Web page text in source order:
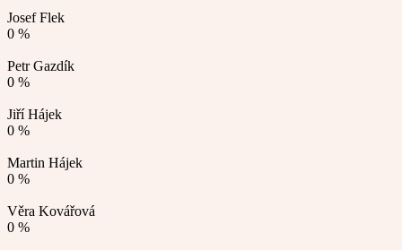
Josef Flek
0 %
Petr Gazdík
0 %
Jiří Hájek
0 %
Martin Hájek
0 %
Věra Kovářová
0 %